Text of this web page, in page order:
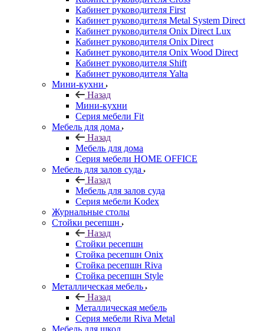
Кабинет руководителя First
Кабинет руководителя Metal System Direct
Кабинет руководителя Onix Direct Lux
Кабинет руководителя Onix Direct
Кабинет руководителя Onix Wood Direct
Кабинет руководителя Shift
Кабинет руководителя Yalta
Мини-кухни
Назад
Мини-кухни
Серия мебели Fit
Мебель для дома
Назад
Мебель для дома
Серия мебели HOME OFFICE
Мебель для залов суда
Назад
Мебель для залов суда
Серия мебели Kodex
Журнальные столы
Стойки ресепшн
Назад
Стойки ресепшн
Стойка ресепшн Onix
Стойка ресепшн Riva
Стойка ресепшн Style
Металлическая мебель
Назад
Металлическая мебель
Серия мебели Riva Metal
Мебель для школ